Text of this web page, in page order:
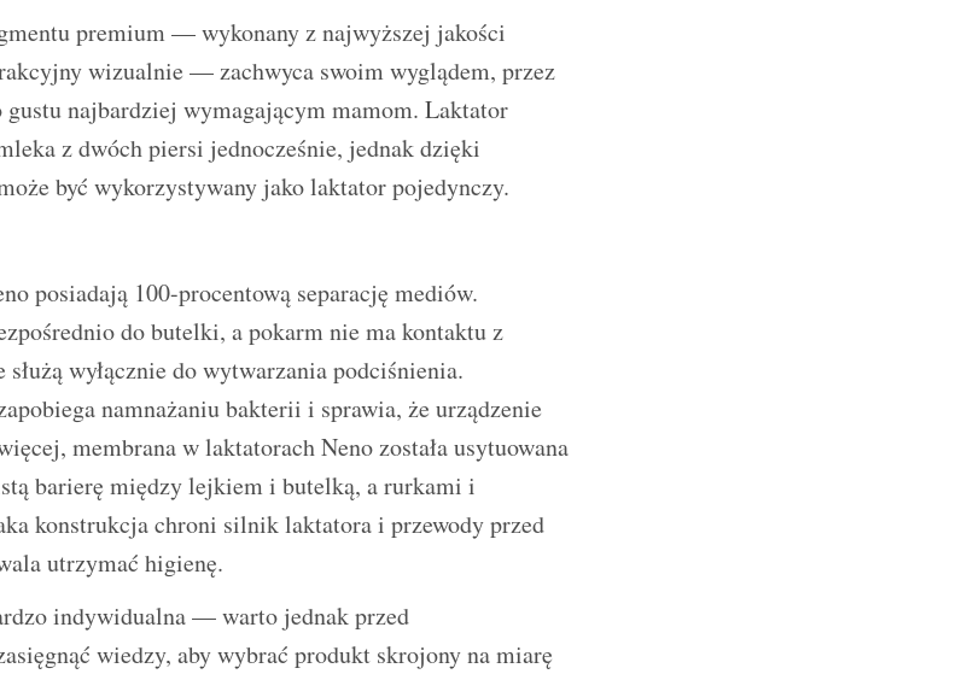
premium — wykonany z najwyższej jakości
wizualnie — zachwyca swoim wyglądem, przez
gustu najbardziej wymagającym mamom. Laktator
z dwóch piersi jednocześnie, jednak dzięki
być wykorzystywany jako laktator pojedynczy.
posiadają 100-procentową separację mediów.
do butelki, a pokarm nie ma kontaktu z
wyłącznie do wytwarzania podciśnienia.
namnażaniu bakterii i sprawia, że urządzenie
membrana w laktatorach Neno została usytuowana
barierę między lejkiem i butelką, a rurkami i
konstrukcja chroni silnik laktatora i przewody przed
utrzymać higienę.
indywidualna — warto jednak przed
wiedzy, aby wybrać produkt skrojony na miarę